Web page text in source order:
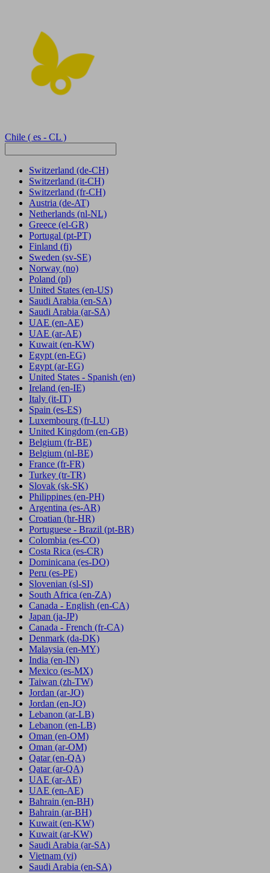
Chile ( es - CL )
Switzerland (de-CH)
Switzerland (it-CH)
Switzerland (fr-CH)
Austria (de-AT)
Netherlands (nl-NL)
Greece (el-GR)
Portugal (pt-PT)
Finland (fi)
Sweden (sv-SE)
Norway (no)
Poland (pl)
United States (en-US)
Saudi Arabia (en-SA)
Saudi Arabia (ar-SA)
UAE (en-AE)
UAE (ar-AE)
Kuwait (en-KW)
Egypt (en-EG)
Egypt (ar-EG)
United States - Spanish (en)
Ireland (en-IE)
Italy (it-IT)
Spain (es-ES)
Luxembourg (fr-LU)
United Kingdom (en-GB)
Belgium (fr-BE)
Belgium (nl-BE)
France (fr-FR)
Turkey (tr-TR)
Slovak (sk-SK)
Philippines (en-PH)
Argentina (es-AR)
Croatian (hr-HR)
Portuguese - Brazil (pt-BR)
Colombia (es-CO)
Costa Rica (es-CR)
Dominicana (es-DO)
Peru (es-PE)
Slovenian (sl-SI)
South Africa (en-ZA)
Canada - English (en-CA)
Japan (ja-JP)
Canada - French (fr-CA)
Denmark (da-DK)
Malaysia (en-MY)
India (en-IN)
Mexico (es-MX)
Taiwan (zh-TW)
Jordan (ar-JO)
Jordan (en-JO)
Lebanon (ar-LB)
Lebanon (en-LB)
Oman (en-OM)
Oman (ar-OM)
Qatar (en-QA)
Qatar (ar-QA)
UAE (ar-AE)
UAE (en-AE)
Bahrain (en-BH)
Bahrain (ar-BH)
Kuwait (en-KW)
Kuwait (ar-KW)
Saudi Arabia (ar-SA)
Vietnam (vi)
Saudi Arabia (en-SA)